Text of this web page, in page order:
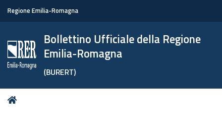
Regione Emilia-Romagna
Bollettino Ufficiale della Regione
Emilia-Romagna
(BURERT)
Tu